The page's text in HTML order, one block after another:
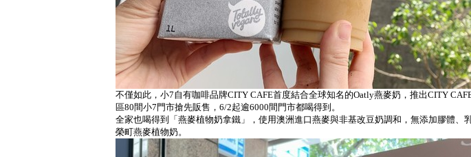
不僅如此，小7自有咖啡品牌CITY CAFE首度結合全球知名的Oatly燕麥奶，推出CITY
區80間小7門市搶先販售，6/2起逾6000間門市都喝得到。
全家也喝得到「燕麥植物奶拿鐵」，使用澳洲進口燕麥與非基改豆奶調和，無添加膠體、
榮町燕麥植物奶。